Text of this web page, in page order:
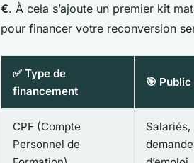
€. À cela s’ajoute un premier kit
pour financer votre reconversion
✅ Type de
financement
🎯
CPF (Compte
Personnel de
Salariés,